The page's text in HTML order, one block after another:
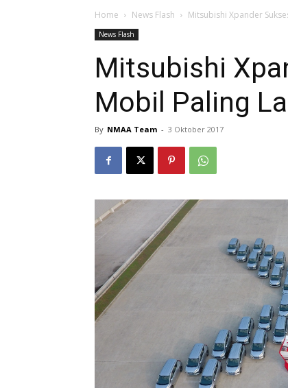
Home News Flash Mitsubishi Xpander
News Flash
Mitsubishi
Mobil Paling
By NMAA Team - 3 Oktober 2017